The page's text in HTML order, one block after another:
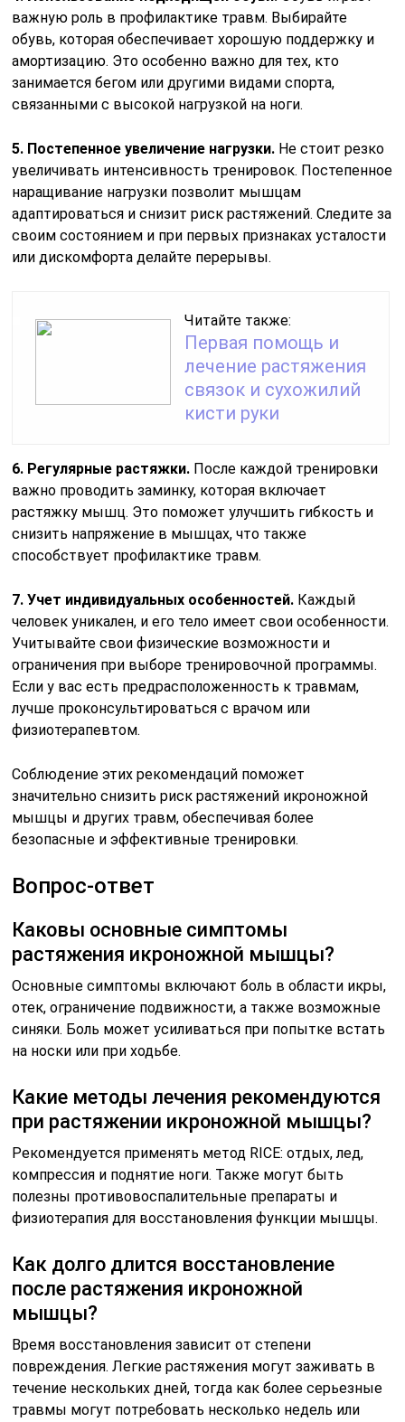
важную роль в профилактике травм. Выбирайте
обувь, которая обеспечивает хорошую поддержку и
амортизацию. Это особенно важно для тех, кто
занимается бегом или другими видами спорта,
связанными с высокой нагрузкой на ноги.
5. Постепенное увеличение нагрузки. Не стоит резко
увеличивать интенсивность тренировок. Постепенное
наращивание нагрузки позволит мышцам
адаптироваться и снизит риск растяжений. Следите за
своим состоянием и при первых признаках усталости
или дискомфорта делайте перерывы.
Читайте также:
Первая помощь и
лечение растяжения
связок и сухожилий
кисти руки
6. Регулярные растяжки. После каждой тренировки
важно проводить заминку, которая включает
растяжку мышц. Это поможет улучшить гибкость и
снизить напряжение в мышцах, что также
способствует профилактике травм.
7. Учет индивидуальных особенностей. Каждый
человек уникален, и его тело имеет свои особенности.
Учитывайте свои физические возможности и
ограничения при выборе тренировочной программы.
Если у вас есть предрасположенность к травмам,
лучше проконсультироваться с врачом или
физиотерапевтом.
Соблюдение этих рекомендаций поможет
значительно снизить риск растяжений икроножной
мышцы и других травм, обеспечивая более
безопасные и эффективные тренировки.
Вопрос-ответ
Каковы основные симптомы
растяжения икроножной мышцы?
Основные симптомы включают боль в области икры,
отек, ограничение подвижности, а также возможные
синяки. Боль может усиливаться при попытке встать
на носки или при ходьбе.
Какие методы лечения рекомендуются
при растяжении икроножной мышцы?
Рекомендуется применять метод RICE: отдых, лед,
компрессия и поднятие ноги. Также могут быть
полезны противовоспалительные препараты и
физиотерапия для восстановления функции мышцы.
Как долго длится восстановление
после растяжения икроножной
мышцы?
Время восстановления зависит от степени
повреждения. Легкие растяжения могут заживать в
течение нескольких дней, тогда как более серьезные
травмы могут потребовать несколько недель или